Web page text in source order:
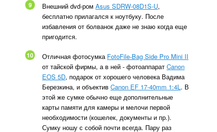
Внешний dvd-ромAsus SDRW-08D1S-U,
бесплатно прилагался к ноутбуку. После
избавления от болванок даже не знаю когда еще
пригодится.
9
Отличная фотосумка FotoFile-Bag Side Pro Mini II
от тайской фирмы, а в ней - фотоаппаратCanon
EOS 5D, подарок от хорошего человека Вадима
Березкина, и объективCanon EF 17-40mm 1:4L. В
этой же сумке обычно еще дополнительные
карты памяти для камеры и мелочи первой
необходимости (кошелек, документы и пр.).
Сумку ношу с собой почти всегда. Пару раз
10